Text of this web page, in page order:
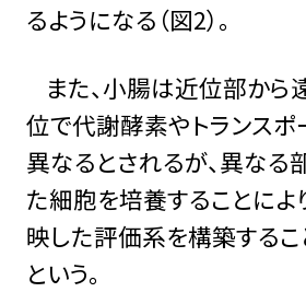
るようになる（図2）。
また、小腸は近位部から
位で代謝酵素やトランス
異なるとされるが、異なる
た細胞を培養することによ
映した評価系を構築する
という。